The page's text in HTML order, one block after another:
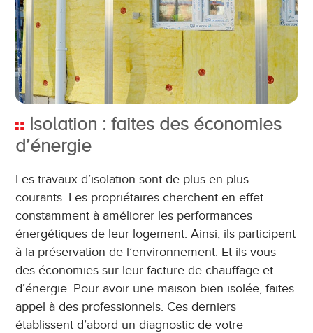
Isolation : faites des économies
d’énergie
Les travaux d’isolation sont de plus en plus
courants. Les propriétaires cherchent en effet
constamment à améliorer les performances
énergétiques de leur logement. Ainsi, ils participent
à la préservation de l’environnement. Et ils vous
des économies sur leur facture de chauffage et
d’énergie. Pour avoir une maison bien isolée, faites
appel à des professionnels. Ces derniers
établissent d’abord un diagnostic de votre